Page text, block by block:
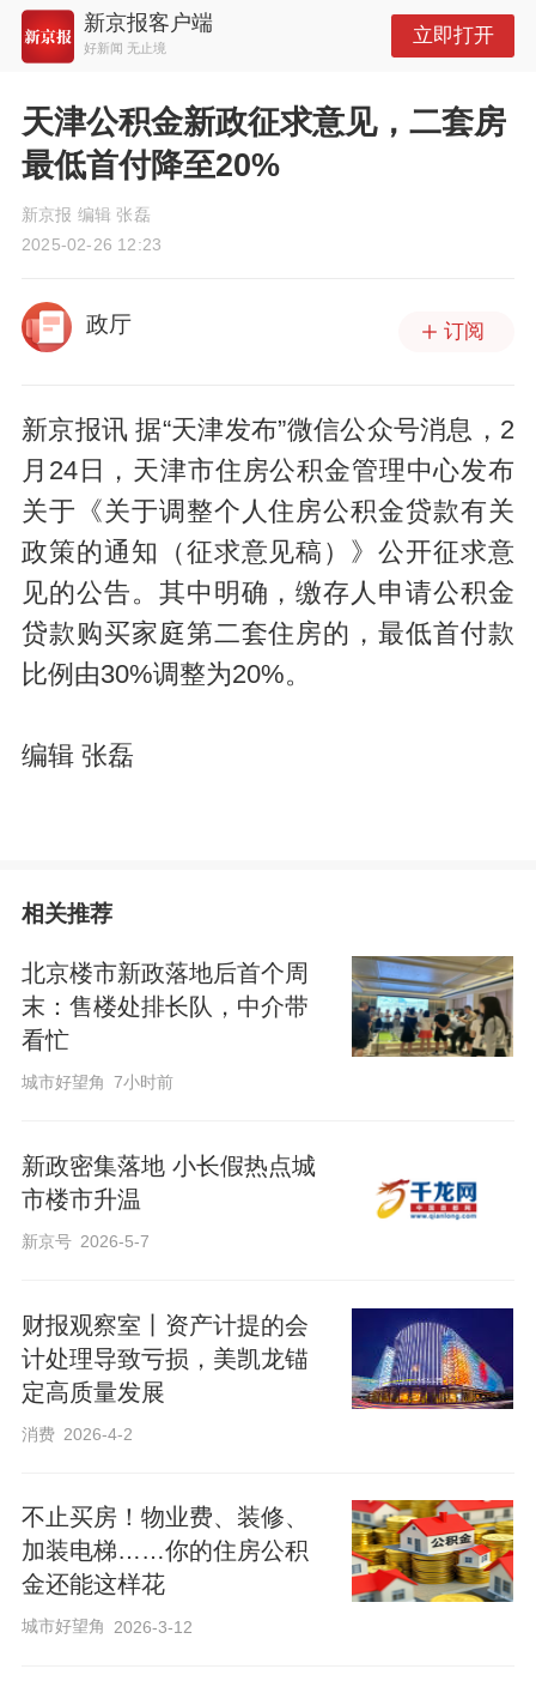
新京报客户端
好新闻 无止境
立即打开
天津公积金新政征求意见，二套房
最低首付降至20%
新京报 编辑 张磊
2025-02-26 12:23
政厅 订阅
新京报讯 据“天津发布”微信公众号消息，2
月24日，天津市住房公积金管理中心发布
关于《关于调整个人住房公积金贷款有关
政策的通知（征求意见稿）》公开征求意
见的公告。其中明确，缴存人申请公积金
贷款购买家庭第二套住房的，最低首付款
比例由30%调整为20%。
编辑 张磊
相关推荐
北京楼市新政落地后首个周
末：售楼处排长队，中介带
看忙
城市好望角 7小时前
新政密集落地 小长假热点城
市楼市升温
新京号 2026-5-7
财报观察室丨资产计提的会
计处理导致亏损，美凯龙锚
定高质量发展
消费 2026-4-2
不止买房！物业费、装修、
加装电梯……你的住房公积
金还能这样花
城市好望角 2026-3-12